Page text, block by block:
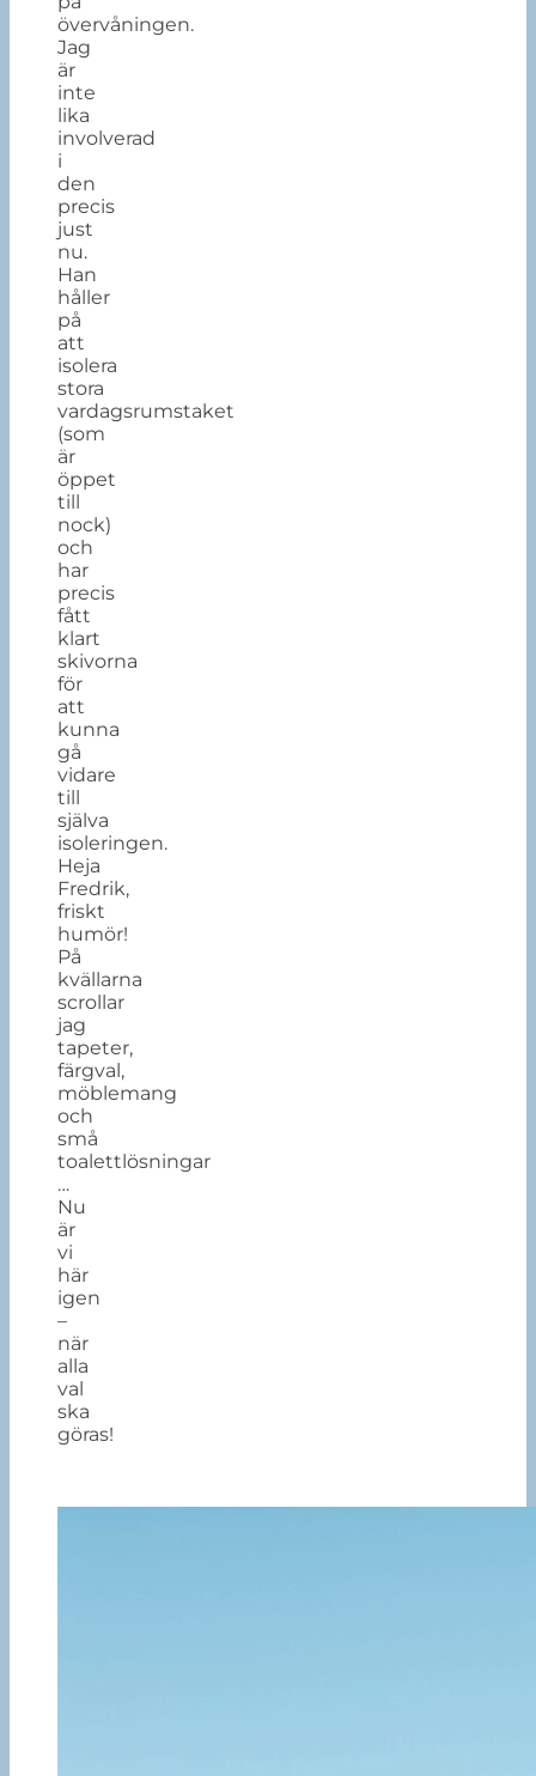
övervåningen.
Jag
är
inte
lika
involverad
i
den
precis
just
nu.
Han
håller
på
att
isolera
stora
vardagsrumstaket
(som
är
öppet
till
nock)
och
har
precis
fått
klart
skivorna
för
att
kunna
gå
vidare
till
själva
isoleringen.
Heja
Fredrik,
friskt
humör!
På
kvällarna
scrollar
jag
tapeter,
färgval,
möblemang
och
små
toalettlösningar
…
Nu
är
vi
här
igen
–
när
alla
val
ska
göras!